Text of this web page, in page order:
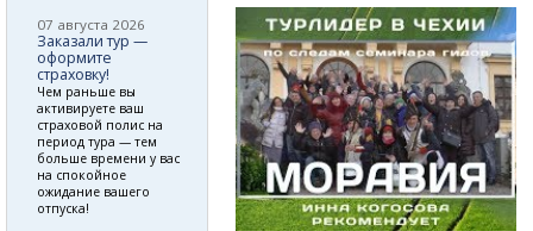
07 августа 2026
Заказали тур —
оформите
страховку!
Чем раньше вы
активируете ваш
страховой полис на
период тура — тем
больше времени у вас
на спокойное
ожидание вашего
отпуска!